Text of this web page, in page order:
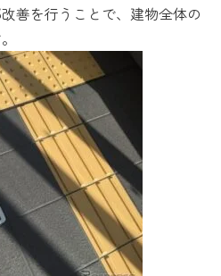
善を行うことで、建物全体の